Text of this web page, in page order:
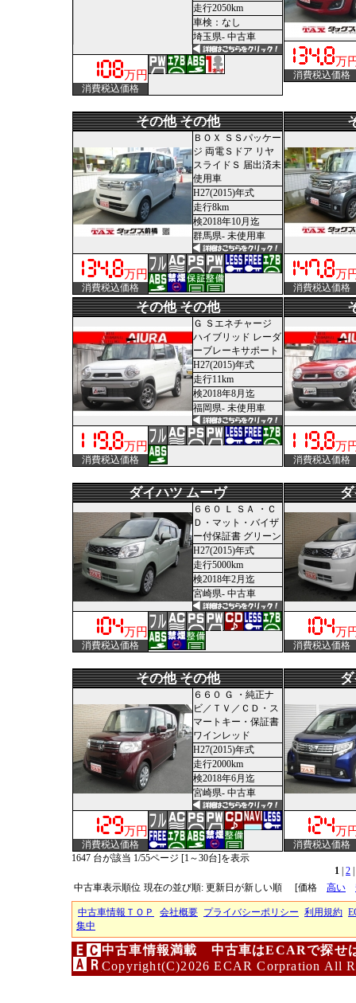
走行2050km
車検：なし
埼玉県- 中古車
万円
消費税込価格
万
消費税込価格
その他 その他
ＢＯＸ ＳＳパッケー
ジ 両電Ｓドア リヤ
スライドＳ 届出済未
使用車
H27(2015)年式
走行8km
検2018年10月迄
群馬県- 未使用車
万円
消費税込価格
万
消費税込価格
その他 その他
Ｇ Ｓエネチャージ
ハイブリッド レーダ
ーブレーキサポート
H27(2015)年式
走行11km
検2018年8月迄
福岡県- 未使用車
万円
消費税込価格
万
消費税込価格
ダイハツ ムーヴ
６６０ Ｌ ＳＡ ・Ｃ
Ｄ・マット・バイザ
ー付保証書 グリーン
H27(2015)年式
走行5000km
検2018年2月迄
宮崎県- 中古車
万円
消費税込価格
万
消費税込価格
その他 その他
６６０ Ｇ ・純正ナ
ビ／ＴＶ／ＣＤ・ス
マートキー・保証書
ワインレッド
H27(2015)年式
走行2000km
検2018年6月迄
宮崎県- 中古車
万円
消費税込価格
万
消費税込価格
1647 台が該当 1/55ページ [1～30台]を表示
1 2
中古車表示順位 現在の並び順: 更新日が新しい順 [価格 高い
中古車情報ＴＯＰ 会社概要 プライバシーポリシー 利用規約
集中
中古車情報満載 中古車はECARで探せ
Copyright(C)2026 ECAR Corpration All